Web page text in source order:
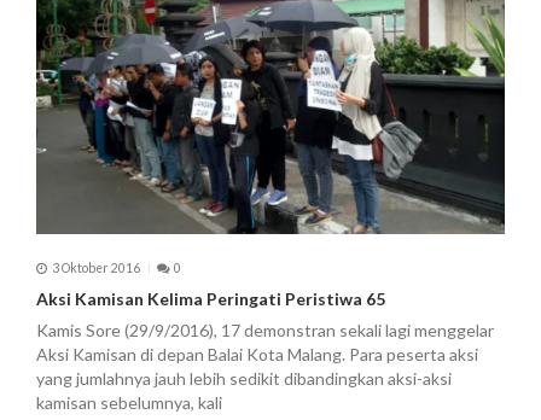
s
3 Oktober 2016 0
Aksi Kamisan Kelima Peringati Peristiwa 65
Kamis Sore (29/9/2016), 17 demonstran sekali lagi menggelar
Aksi Kamisan di depan Balai Kota Malang. Para peserta aksi
yang jumlahnya jauh lebih sedikit dibandingkan aksi-aksi
kamisan sebelumnya, kali